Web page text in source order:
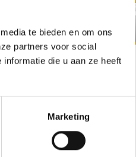
te bieden en om ons
partners voor social
die u aan ze heeft
Marketing
offerte!